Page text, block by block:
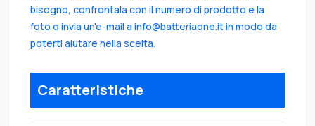
bisogno, confrontala con il numero di prodotto e la
foto o invia un'e-mail a info@batteriaone.it in modo da
poterti aiutare nella scelta.
Caratteristiche